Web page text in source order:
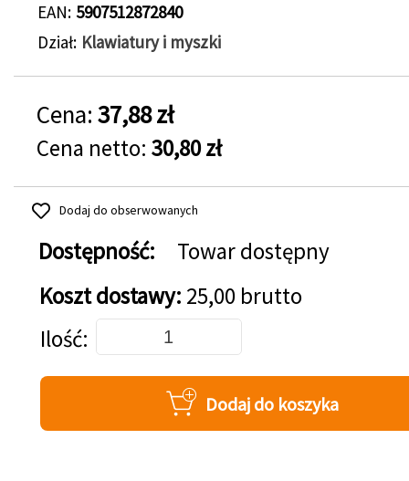
EAN 5907512872840
Dział Klawiatury i myszki
Cena: 37,88 zł
Cena netto: 30,80 zł
Dodaj do obserwowanych
Dostępność:
Towar dostępny
Koszt dostawy: 25,00 brutto
Dodaj do koszyka
Ilość
Dodaj do koszyka